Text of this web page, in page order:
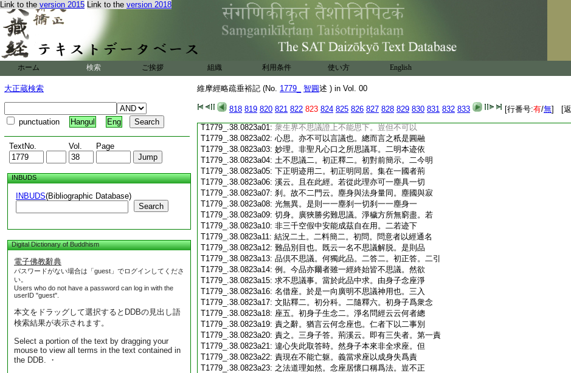
Link to the version 2015 Link to the version 2018
ホーム 検索 ご挨拶 組織 利用条件 使い方 English
大正蔵検索
punctuation Hangul Eng
TextNo. Vol. Page
INBUDS
INBUDS(Bibliographic Database)
Search
Digital Dictionary of Buddhism
電子佛教辭典
パスワードがない場合は「guest」でログインしてくださ
い。
Users who do not have a password can log in with the
userID "guest".
本文をドラッグして選択するとDDBの見出し語
検索結果が表示されます。
Select a portion of the text by dragging your
mouse to view all terms in the text contained in
the DDB. ・
維摩經略疏垂裕記 (No. 1779_ 智圓述 ) in Vol. 00
818 819 820 821 822 823 824 825 826 827 828 829 830 831 832 833 [行番号:有/無] [返
T1779_.38.0822c19:絶仍待。今除別教。是故須以待絶簡之。二若
T1779_.38.0822c20: 三下約義正解二。初略解。若三教所明即是
T1779_.38.0822c21:相待者。荊溪云並三道之外有三解脱。圓人
T1779_.38.0822c22:
三道。約即可知如文廣釋。有思之不思者。三
教展轉待上。上能思下故有思下。不思上是
T1779_.38.0822c24:不思。無思之不思者三道即三徳。凡聖理一。
T1779_.38.0822c25:非但下不能思上。上亦不能思下。故云無思
T1779_.38.0822c26:
等。二所以下廣解二。初約三教明相待。二今
T1779_.38.0822c27:
明下約圓融明絶待二。初正明。二是則下結
T1779_.38.0822c28: 示。是則至三道者。以凡聖理同因果性一故。
T1779_.38.0823a01: 衆生界不思議證上不能思下。豈但不可以
T1779_.38.0823a02: 心思。亦不可以言議也。總而言之秖是圓融
T1779_.38.0823a03: 妙理。非聖凡心口之所思議耳。二明本迹依
T1779_.38.0823a04: 土不思議二。初正釋二。初對前簡示。二今明
T1779_.38.0823a05: 下正明迹用二。初正明同居。集在一國者荊
T1779_.38.0823a06: 溪云。且在此經。若從此理亦可一塵具一切
T1779_.38.0823a07: 刹。故不二門云。塵身與法身量同。塵國與寂
T1779_.38.0823a08: 光無異。是則一一塵刹一切刹一一塵身一
T1779_.38.0823a09: 切身。廣狹勝劣難思議。淨穢方所無窮盡。若
T1779_.38.0823a10: 非三千空假中安能成茲自在用。二若迹下
T1779_.38.0823a11: 結況二土。二料簡二。初問。問意者以經通名
T1779_.38.0823a12: 難品別目也。既云一名不思議解脱。是則品
T1779_.38.0823a13: 品倶不思議。何獨此品。二答二。初正答。二引
T1779_.38.0823a14: 例。今品亦爾者雖一經終始皆不思議。然欲
T1779_.38.0823a15: 求不思議事。當於此品中求。由身子念座淨
T1779_.38.0823a16: 名借座。於是一向廣明不思議神用也。三入
T1779_.38.0823a17: 文貼釋二。初分科。二隨釋六。初身子爲衆念
T1779_.38.0823a18: 座五。初身子生念二。淨名問經云云何者總
T1779_.38.0823a19: 責之辭。猶言云何念座也。仁者下以二事別
T1779_.38.0823a20: 責之。三身子答。荊溪云。即有三失者。第一責
T1779_.38.0823a21: 違心失此取答時。然身子本來非全求座。但
T1779_.38.0823a22: 責現在不能亡躯。義當求座以成身失爲責
T1779_.38.0823a23: 之法道理如然。念座居懷口稱爲法。豈不正